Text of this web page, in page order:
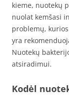
kieme, nuotekų
nuolat kemšasi
problemų,
yra
Nuotekų
atsiradimui.
Kodėl